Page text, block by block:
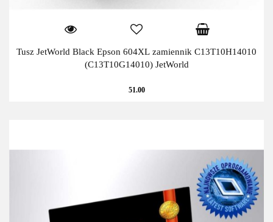
Tusz JetWorld Black Epson 604XL zamiennik C13T10H14010
(C13T10G14010) JetWorld
51.00